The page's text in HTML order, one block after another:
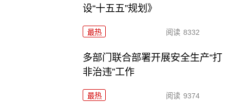
设“十五五”规划》
最热 阅读 8332
多部门联合部署开展安全生产“打
非治违”工作
最热 阅读 9374